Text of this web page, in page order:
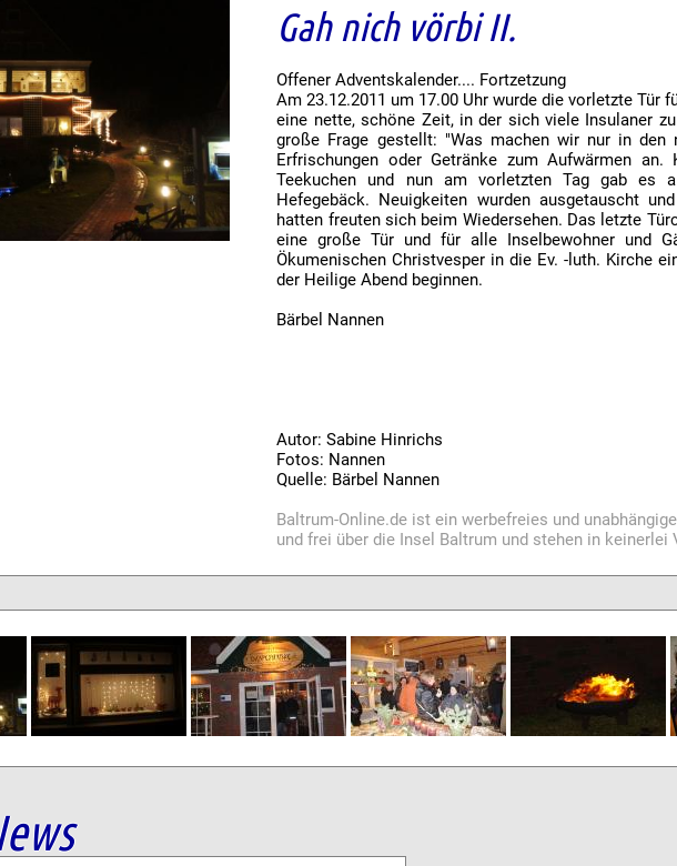
Gah nich vörbi II.
Offener Adventskalender.... Fortzetzung
Am 23.12.2011 um 17.00 Uhr wurde die vorletzte Tür
eine nette, schöne Zeit, in der sich viele Insulaner
große Frage gestellt: "Was machen wir nur in den
Erfrischungen oder Getränke zum Aufwärmen an.
Teekuchen und nun am vorletzten Tag gab es
Hefegebäck. Neuigkeiten wurden ausgetauscht
hatten freuten sich beim Wiedersehen. Das letzte
eine große Tür und für alle Inselbewohner und
Ökumenischen Christvesper in die Ev. -luth. Kirche
der Heilige Abend beginnen.
Bärbel Nannen
Autor: Sabine Hinrichs
Fotos: Nannen
Quelle: Bärbel Nannen
Baltrum-Online.de ist ein werbefreies und
und frei über die Insel Baltrum und stehen in keinerlei